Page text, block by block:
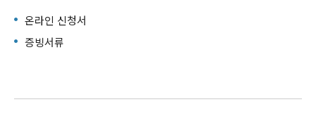
온라인 신청서
증빙서류